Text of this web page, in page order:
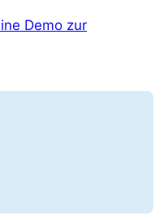
Demo zur